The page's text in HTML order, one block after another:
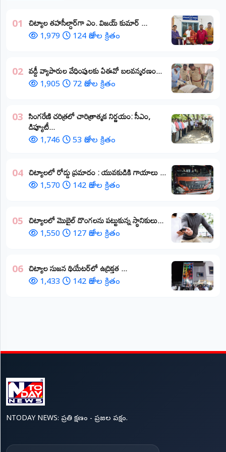
01 ​చిట్యాల తహసీల్దార్‌గా ఎం. విజయ్ కుమార్ ...
1,979 124 రోజుల క్రితం
02 వడ్డీ వ్యాపారుల వేధింపులకు ఏఈవో బలవన్మరణం...
1,905 72 రోజుల క్రితం
03 ​సింగరేణి చరిత్రలో చారిత్రాత్మక నిర్ణయం: సీఎం,
డిప్యూటీ...
1,746 53 రోజుల క్రితం
04 చిట్యాలలో రోడ్డు ప్రమాదం : యువకుడికి గాయాలు ​...
1,570 142 రోజుల క్రితం
05 చిట్యాలలో మొబైల్ దొంగలను పట్టుకున్న స్థానికులు...
1,550 127 రోజుల క్రితం
06 చిట్యాల సుజన థియేటర్‌లో ఉద్రిక్తత ...
1,433 142 రోజుల క్రితం
NTODAY NEWS: ప్రతి క్షణం - ప్రజల పక్షం.